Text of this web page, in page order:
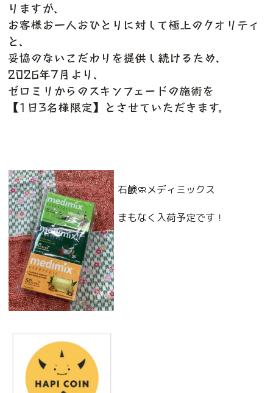
りますが、
お客様お一人おひとりに対して極上のクオリティ
と、
妥協のないこだわりを提供し続けるため、
2026年7月より、
ゼロミリからのスキンフェードの施術を
【1日3名様限定】とさせていただきます。
石鹸🧼メディミックス
まもなく入荷予定です！